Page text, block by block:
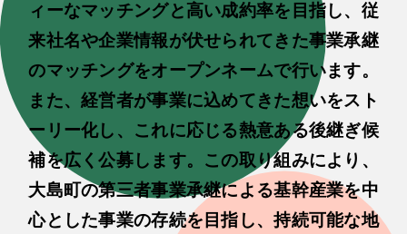
ィーなマッチングと高い成約率を目指し、従
来社名や企業情報が伏せられてきた事業承継
のマッチングをオープンネームで行います。
また、経営者が事業に込めてきた想いをスト
ーリー化し、これに応じる熱意ある後継ぎ候
補を広く公募します。この取り組みにより、
大島町の第三者事業承継による基幹産業を中
心とした事業の存続を目指し、持続可能な地